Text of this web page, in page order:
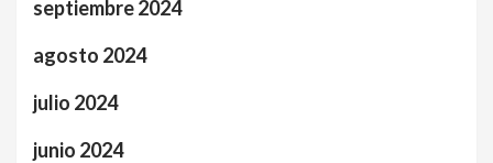
septiembre 2024
agosto 2024
julio 2024
junio 2024